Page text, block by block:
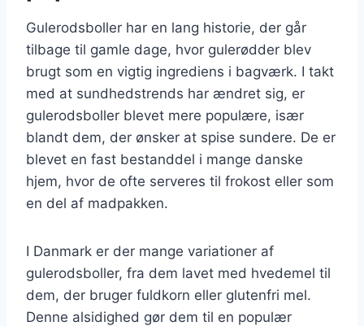
Gulerodsboller har en lang historie, der går
tilbage til gamle dage, hvor gulerødder blev
brugt som en vigtig ingrediens i bagværk. I takt
med at sundhedstrends har ændret sig, er
gulerodsboller blevet mere populære, især
blandt dem, der ønsker at spise sundere. De er
blevet en fast bestanddel i mange danske
hjem, hvor de ofte serveres til frokost eller som
en del af madpakken.
I Danmark er der mange variationer af
gulerodsboller, fra dem lavet med hvedemel til
dem, der bruger fuldkorn eller glutenfri mel.
Denne alsidighed gør dem til en populær